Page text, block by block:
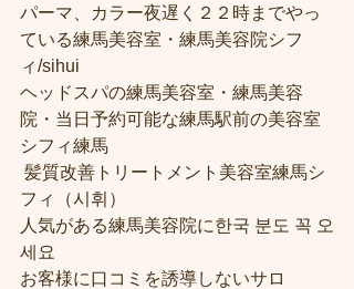
パーマ、カラー夜遅く２２時までやっ
ている練馬美容室・練馬美容院シフ
ィ/sihui
ヘッドスパの練馬美容室・練馬美容
院・当日予約可能な練馬駅前の美容室
シフィ練馬
フィ（시휘）
人気がある練馬美容院に한국 분도 꼭 오
세요
お客様に口コミを誘導しないサロ